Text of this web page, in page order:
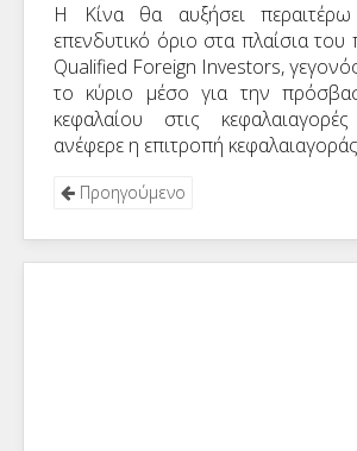
Η Κίνα θα αυξήσει
επενδυτικό όριο στα πλαίσια
Qualified Foreign Investors,
το κύριo μέσο για την
κεφαλαίου στις
ανέφερε η επιτροπή
Προηγούμενο